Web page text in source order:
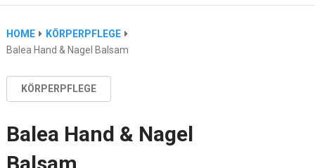
HOME
KÖRPERPFLEGE
Balea Hand & Nagel Balsam
KÖRPERPFLEGE
Balea Hand & Nagel